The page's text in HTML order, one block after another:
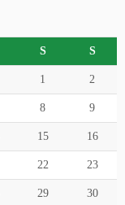
S S
1 2
8 9
15 16
22 23
29 30